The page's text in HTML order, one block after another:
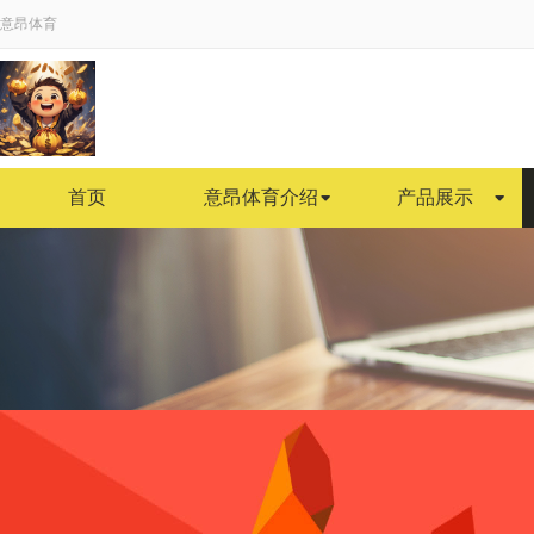
意昂体育
首页 意昂体育介绍 产品展示